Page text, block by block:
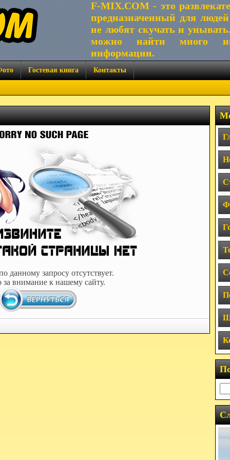
F-MIX.COM - это
предназначенный для
не любят скучать и
можно найти много
информации.
Гостевая книга Контакты
данному запросу отсутствует.
за внимание к нашему сайту.